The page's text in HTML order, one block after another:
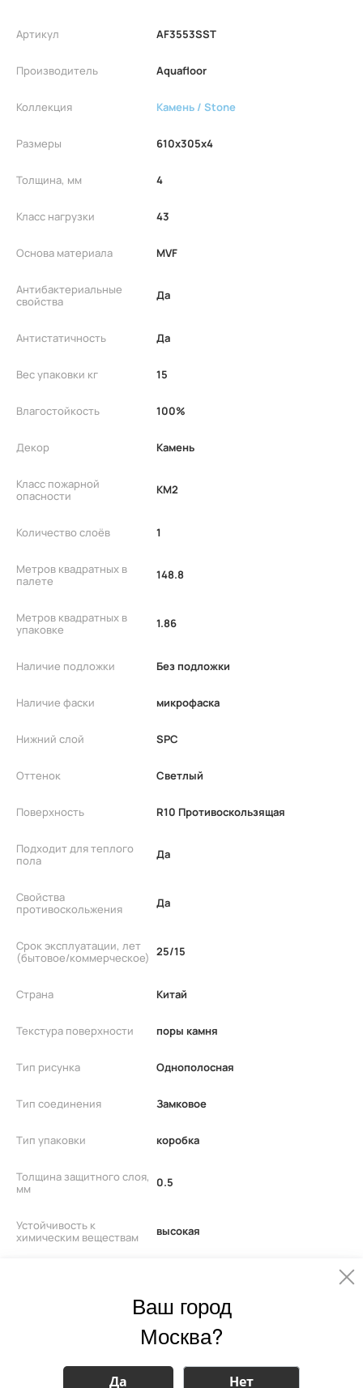
Артикул AF3553SST
Производитель Aquafloor
Коллекция Камень / Stone
Размеры 610x305x4
Толщина, мм 4
Класс нагрузки 43
Основа материала MVF
Антибактериальные
свойства
Да
Антистатичность Да
Вес упаковки кг 15
Влагостойкость 100%
Декор Камень
Класс пожарной
опасности
КМ2
Количество слоёв 1
Метров квадратных в
палете
148.8
Метров квадратных в
упаковке
1.86
Наличие подложки Без подложки
Наличие фаски микрофаска
Нижний слой SPC
Оттенок Светлый
Поверхность R10 Противоскользящая
Подходит для теплого
пола
Да
Свойства
противоскольжения
Да
Срок эксплуатации, лет
(бытовое/коммерческое) 25/15
Страна Китай
Текстура поверхности поры камня
Тип рисунка Однополосная
Тип соединения Замковое
Тип упаковки коробка
Толщина защитного слоя,
мм
0.5
Устойчивость к
химическим веществам
высокая
Эмиссия Формальдегида E0
Ваш город
Москва?
Да Нет